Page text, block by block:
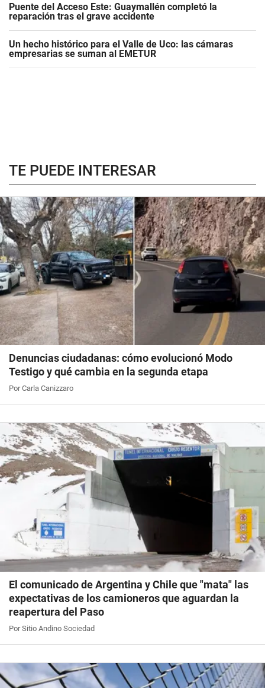
Puente del Acceso Este: Guaymallén completó la
reparación tras el grave accidente
Un hecho histórico para el Valle de Uco: las cámaras
empresarias se suman al EMETUR
TE PUEDE INTERESAR
Denuncias ciudadanas: cómo evolucionó Modo
Testigo y qué cambia en la segunda etapa
Por Carla Canizzaro
El comunicado de Argentina y Chile que "mata" las
expectativas de los camioneros que aguardan la
reapertura del Paso
Por Sitio Andino Sociedad